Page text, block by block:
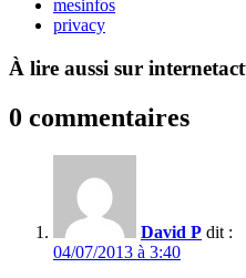
mesinfos
privacy
À lire aussi sur
0 commentaires
David P dit :
04/07/2013 à 3:40